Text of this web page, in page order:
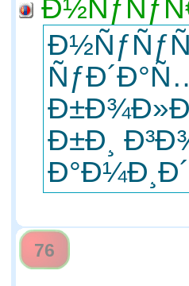
Ð±Ð¸
76